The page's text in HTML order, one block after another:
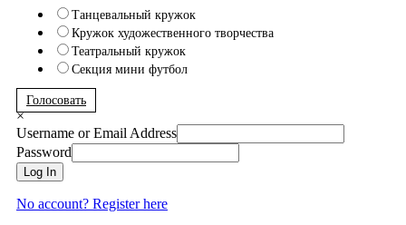
Танцевальный кружок
Кружок художественного творчества
Театральный кружок
Секция мини футбол
Голосовать
×
Username or Email Address
Password
Log In
No account? Register here